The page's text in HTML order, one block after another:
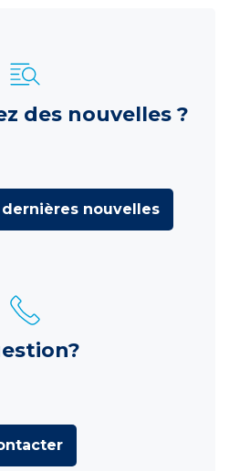
des nouvelles ?
nouvelles